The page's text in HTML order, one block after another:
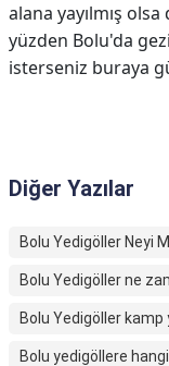
alana yayılmış olsa
yüzden Bolu'da
isterseniz buraya
Diğer Yazılar
Bolu Yedigöller Neyi
Bolu Yedigöller ne
Bolu Yedigöller kamp
Bolu yedigöllere